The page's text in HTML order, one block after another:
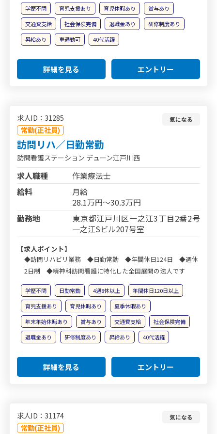
学歴不問 育児支援あり 育児休暇あり
賞与あり
交通費支給
社会保険完備 退職金あり
研修制度あり
昇給あり
車通勤可 40代活躍
詳細を見る エントリー
求人ID：31285
常勤(正社員)
気になる
訪問リハ／日勤常勤
訪問看護ステーション デューン江戸川西
求人職種
作業療法士
給料
月給
28.1万円～30.3万円
勤務地
東京都江戸川区一之江3丁目2番2号
一之江Sビル207号室
【求人ポイント】
◆訪問リハビリ業務 ◆日勤常勤 ◆年間休日124日 ◆週休
2日制 ◆精神科訪問看護に特化した全国展開の法人です
学歴不問 日勤常勤 4週8休以上
年間休日120日以上
育児支援あり
育児休暇あり
夏季休暇あり
年末年始休暇あり
賞与あり 交通費支給
社会保険完備
退職金あり
研修制度あり 昇給あり 40代活躍
詳細を見る エントリー
求人ID：31174
常勤(正社員)
気になる